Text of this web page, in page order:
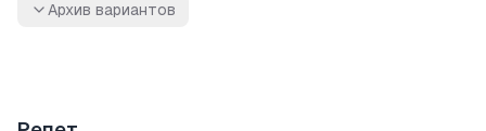
Архив вариантов